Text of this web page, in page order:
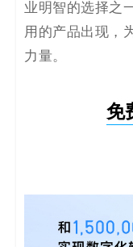
业明智的选择之
用的产品出现，
力量。
免